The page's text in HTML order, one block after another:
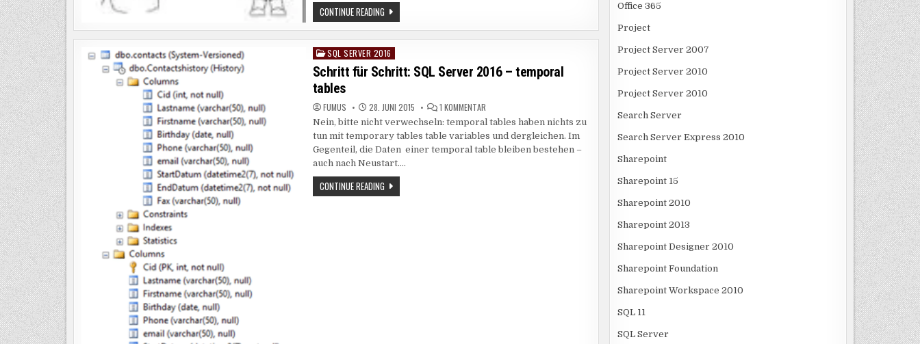
CONTINUE READINGSCHRITT
FÜR
SCHRITT:
SQL
2016
–
DYNAMIC
DATA
Posted
in
SQL SERVER 2016
Schritt für Schritt: SQL Server 2016 – temporal
tables
FUMUS 28. JUNI 2015 1 KOMMENTARZU
SCHRITT
FÜR
SCHRITT:
SQL
SERVER
2016
Nein, bitte nicht verwechseln: temporal tables haben nichts zu
tun mit temporary tables table variables und dergleichen. Im
Gegenteil, die Daten einer temporal table bleiben bestehen –
auch nach Neustart….
CONTINUE READINGSCHRITT
FÜR
Office 365
Project
Project Server 2007
Project Server 2010
Project Server 2010
Search Server
Search Server Express 2010
Sharepoint
Sharepoint 15
Sharepoint 2010
Sharepoint 2013
Sharepoint Designer 2010
Sharepoint Foundation
Sharepoint Workspace 2010
SQL 11
SQL Server